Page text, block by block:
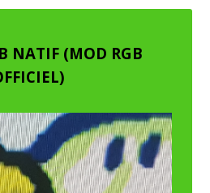
NATIF (MOD RGB